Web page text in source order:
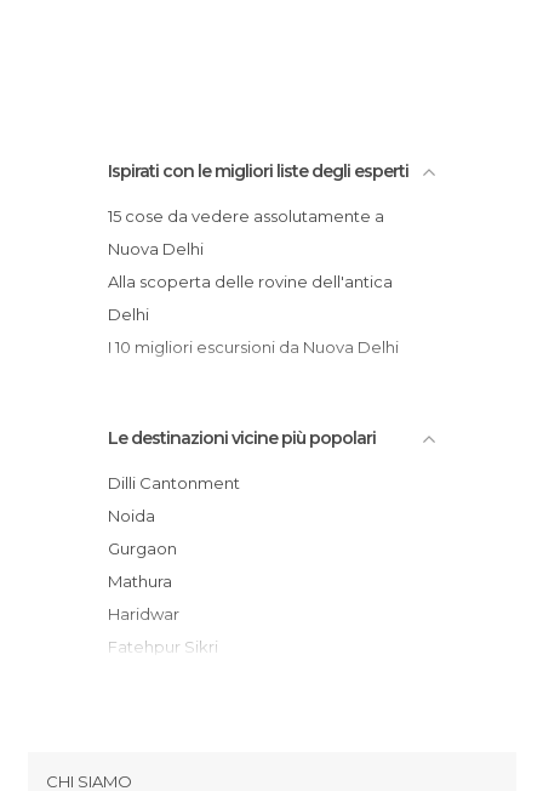
Ispirati con le migliori liste degli esperti
15 cose da vedere assolutamente a
Nuova Delhi
Alla scoperta delle rovine dell'antica
Delhi
I 10 migliori escursioni da Nuova Delhi
Le destinazioni vicine più popolari
Dilli Cantonment
Noida
Gurgaon
Mathura
Haridwar
Fatehpur Sikri
Dehradun
CHI SIAMO